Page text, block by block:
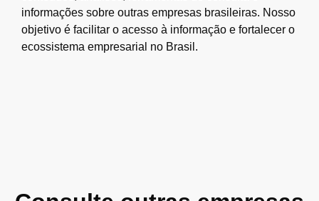
informações sobre outras empresas brasileiras. Nosso
objetivo é facilitar o acesso à informação e fortalecer o
ecossistema empresarial no Brasil.